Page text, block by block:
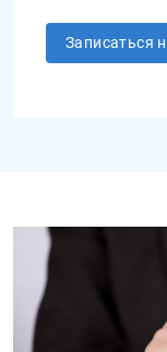
Записаться